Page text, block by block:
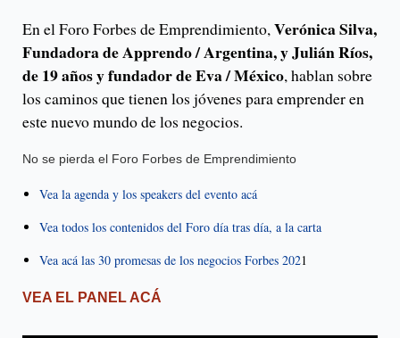
En el Foro Forbes de Emprendimiento,Verónica Silva,
Fundadora de Apprendo / Argentina, y Julián Ríos,
de 19 años y fundador de Eva / México, hablan sobre
los caminos que tienen los jóvenes para emprender en
este nuevo mundo de los negocios.
No se pierda el Foro Forbes de Emprendimiento
Vea la agenda y los speakers del evento acá
Vea todos los contenidos del Foro día tras día, a la carta
Vea acá las 30 promesas de los negocios Forbes 2021
VEA EL PANEL ACÁ